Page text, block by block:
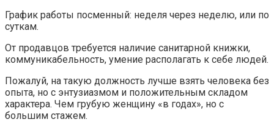
График работы посменный: неделя через неделю, или по
суткам.
От продавцов требуется наличие санитарной книжки,
коммуникабельность, умение располагать к себе людей.
Пожалуй, на такую должность лучше взять человека без
опыта, но с энтузиазмом и положительным складом
характера. Чем грубую женщину «в годах», но с
большим стажем.